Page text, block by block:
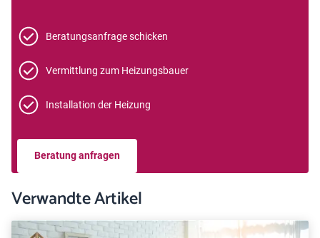
Beratungsanfrage schicken
Vermittlung zum Heizungsbauer
Installation der Heizung
Beratung anfragen
Verwandte Artikel